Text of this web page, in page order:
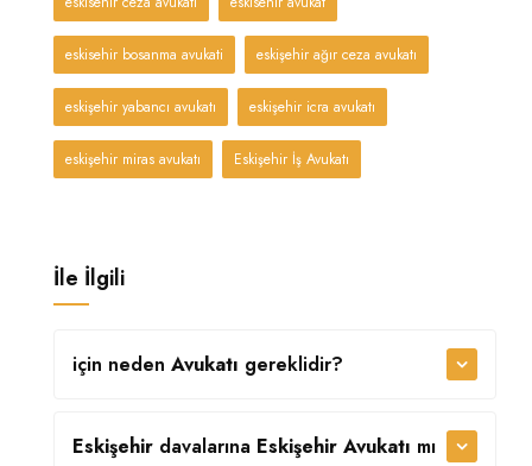
eskisehir bosanma avukati eskişehir ağır ceza avukatı
eskişehir yabancı avukatı eskişehir icra avukatı
eskişehir miras avukatı Eskişehir İş Avukatı
İle İlgili
için neden Avukatı gereklidir?
Eskişehir davalarına Eskişehir Avukatı mı